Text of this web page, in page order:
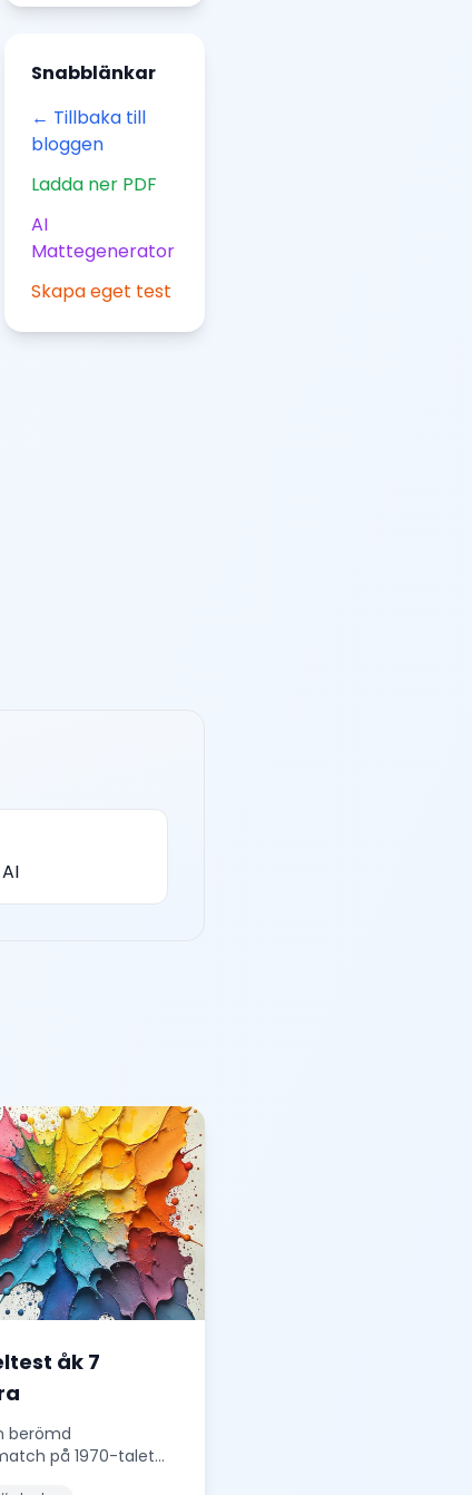
Snabblänkar
← Tillbaka till
bloggen
Ladda ner PDF
AI
Mattegenerator
Skapa eget test
åk 7
berömd
på 1970-talet